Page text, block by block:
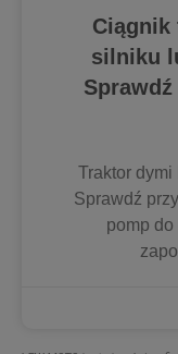
Ciągnik
silniku
Sprawdź
Traktor dymi
Sprawdź
pomp